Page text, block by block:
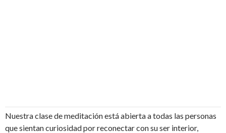
Nuestra clase de meditación está abierta a todas las personas
que sientan curiosidad por reconectar con su ser interior,